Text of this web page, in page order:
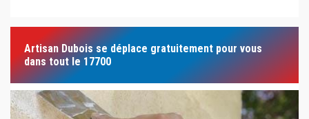
Artisan Dubois se déplace gratuitement pour vous
dans tout le 17700